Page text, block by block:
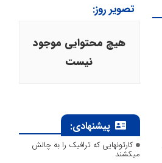
تصویر روز:
هیچ محتوایی موجود
نیست
پیشنهادی:
کارتونهایی که ترافیک را به چالش
میکشند